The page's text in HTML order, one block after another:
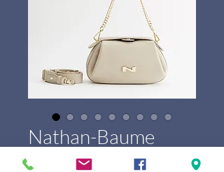
Nathan-Baume
Thalie